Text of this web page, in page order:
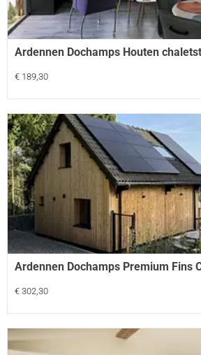
Ardennen Dochamps Houten
€ 189,30
Ardennen Dochamps Premium Fins
€ 302,30